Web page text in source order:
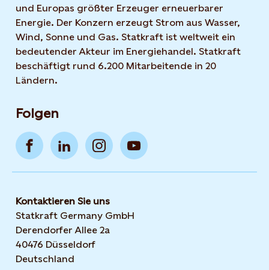
und Europas größter Erzeuger erneuerbarer
Energie. Der Konzern erzeugt Strom aus Wasser,
Wind, Sonne und Gas. Statkraft ist weltweit ein
bedeutender Akteur im Energiehandel. Statkraft
beschäftigt rund 6.200 Mitarbeitende in 20
Ländern.
Folgen
Kontaktieren Sie uns
Statkraft Germany GmbH
Derendorfer Allee 2a
40476 Düsseldorf
Deutschland